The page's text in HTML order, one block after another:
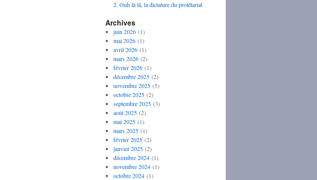
2. Ouh là là, la dictature du prolétariat
Archives
juin 2026(1)
mai 2026(1)
avril 2026(1)
mars 2026(2)
février 2026(1)
décembre 2025(2)
novembre 2025(5)
octobre 2025(2)
septembre 2025(3)
août 2025(2)
mai 2025(1)
mars 2025(1)
février 2025(2)
janvier 2025(2)
décembre 2024(1)
novembre 2024(1)
octobre 2024(1)